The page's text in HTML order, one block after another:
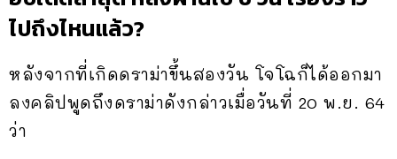
ไปถึงไหนแล้ว?
หลังจากที่เกิดดราม่าขึ้นสองวัน โจโฉก็ได้ออกมา
ลงคลิปพูดถึงดราม่าดังกล่าวเมื่อวันที่ 20 พ.ย. 64
ว่า